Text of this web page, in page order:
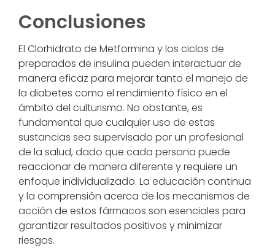
Conclusiones
El Clorhidrato de Metformina y los ciclos de
preparados de insulina pueden interactuar de
manera eficaz para mejorar tanto el manejo de
la diabetes como el rendimiento físico en el
ámbito del culturismo. No obstante, es
fundamental que cualquier uso de estas
sustancias sea supervisado por un profesional
de la salud, dado que cada persona puede
reaccionar de manera diferente y requiere un
enfoque individualizado. La educación continua
y la comprensión acerca de los mecanismos de
acción de estos fármacos son esenciales para
garantizar resultados positivos y minimizar
riesgos.